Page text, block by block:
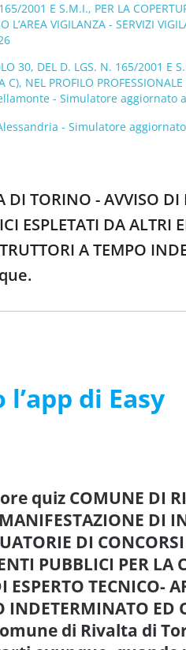
2001 E S.M.I., PER LA
L’AREA VIGILANZA - SERVIZI
30, DEL D. LGS. N. 165/2001 E
NEL PROFILO
- Simulatore aggiornato
- Simulatore
TORINO - AVVISO DI
ESPLETATI DA ALTRI
A TEMPO
di Easy
quiz COMUNE DI
DI
DI
PUBBLICI PER LA
TECNICO-
INDETERMINATO ED
di Rivalta di